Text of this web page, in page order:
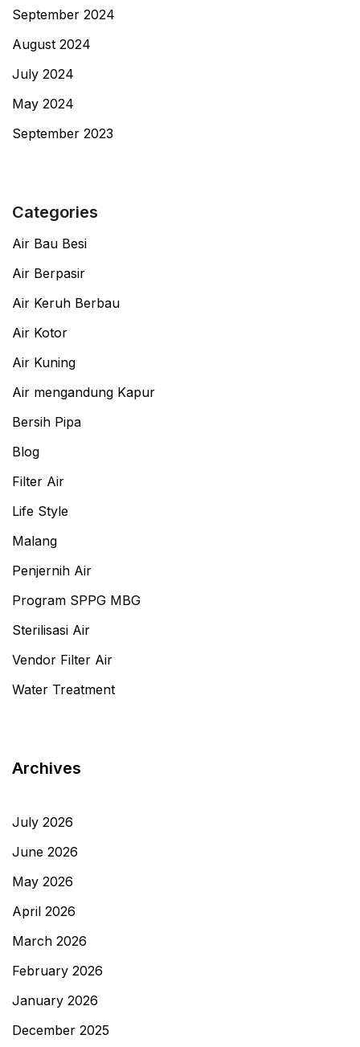
September 2024
August 2024
July 2024
May 2024
September 2023
Categories
Air Bau Besi
Air Berpasir
Air Keruh Berbau
Air Kotor
Air Kuning
Air mengandung Kapur
Bersih Pipa
Blog
Filter Air
Life Style
Malang
Penjernih Air
Program SPPG MBG
Sterilisasi Air
Vendor Filter Air
Water Treatment
Archives
July 2026
June 2026
May 2026
April 2026
March 2026
February 2026
January 2026
December 2025